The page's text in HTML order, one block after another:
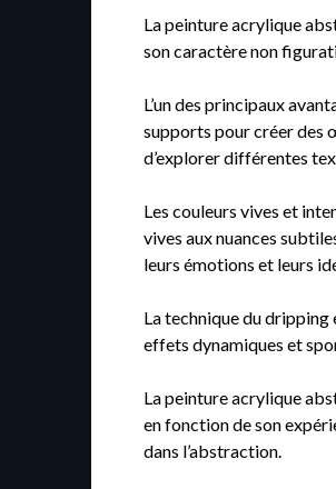
La peinture acrylique
son caractère non
L’un des principaux
supports pour créer des
d’explorer différentes
Les couleurs vives et
vives aux nuances
leurs émotions et leurs
La technique du
effets dynamiques et
La peinture acrylique
en fonction de son
dans l’abstraction.